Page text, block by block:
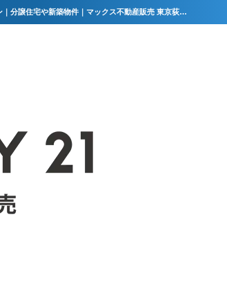
新宿サマリヤマンション 東京都新宿区北新宿1丁目｜5,999万円の中古マンション｜分譲住宅や新築物件｜マックス不動産販売 東京荻窪店